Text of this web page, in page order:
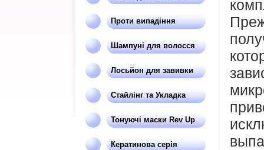
Проти випадіння
Шампуні для волосся
Лосьйон для завивки
Стайлінг та Укладка
Тонуючі маски Rev Up
Кератинова серія